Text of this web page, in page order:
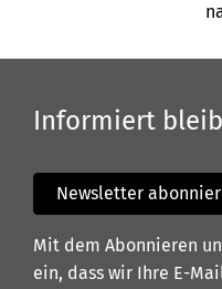
Informiert
Newsletter
Mit dem Abonnieren
ein, dass wir Ihre E-